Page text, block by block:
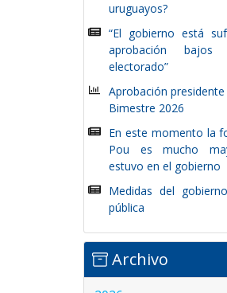
uruguayos?
“El gobierno está
aprobación
electorado”
Aprobación
Bimestre 2026
En este momento la
Pou es mucho
estuvo en el gobierno
Medidas del
pública
Archivo